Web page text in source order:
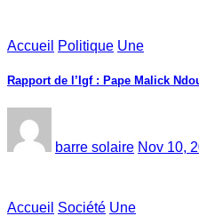
Accueil Politique Une
Rapport de l’Igf : Pape Malick
barre solaire Nov 10,
Accueil Société Une